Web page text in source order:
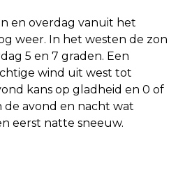
en overdag vanuit het
weer. In het westen de zon
5 en 7 graden. Een
wind uit west tot
kans op gladheid en 0 of
de avond en nacht wat
eerst natte sneeuw.